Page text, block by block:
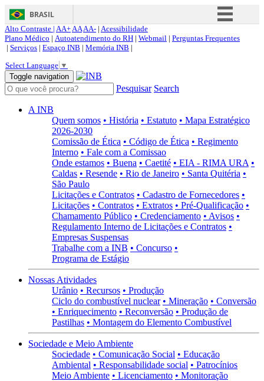
BRASIL
Simplifique!
Acesso à informação
Canais
Alto Contraste | AA+AAAA- | Acessibilidade
Plano Médico | Autoatendimento do RH | Webmail | Perguntas Frequentes
| Serviços | Espaço INB | Memória INB |
Select Language ▼
Toggle navigation
Pesquisar Search
A INB
Quem somos • História • Estatuto • Mapa Estratégico
2026-2030
Comissão de Ética • Código de Ética • Regimento
Interno • Fale com a Comissao
Onde estamos • Buena • Caetité • EIA - RIMA URA •
Caldas • Resende • Rio de Janeiro • Santa Quitéria •
São Paulo
Licitações e Contratos • Cadastro de Fornecedores •
Licitações • Contratos • Extratos • Pré-Qualificação •
Chamamento Público • Credenciamento • Avisos •
Regulamento Interno de Licitações e Contratos •
Empresas Suspensas
Trabalhe com a INB • Concurso •
Programa de Estágio
Nossas Atividades
Urânio • Recursos • Produção
Ciclo do combustível nuclear • Mineração • Conversão
• Enriquecimento • Reconversão • Produção de
Pastilhas • Montagem do Elemento Combustível
Sociedade e Meio Ambiente
Sociedade • Comunicação Social • Educação
Ambiental • Responsabilidade social • Patrocínios
Meio Ambiente • Licenciamento • Monitoração